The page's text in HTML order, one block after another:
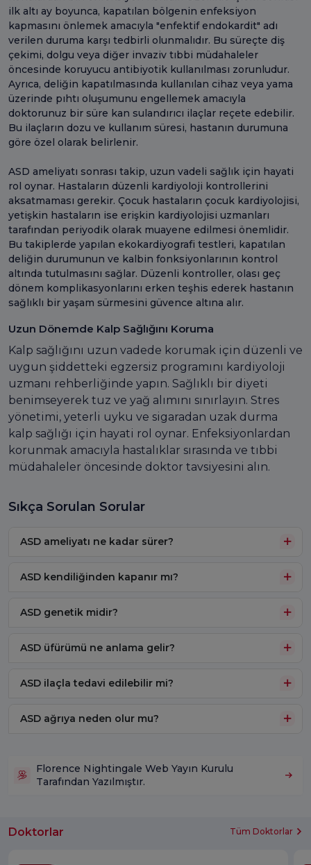
ilk altı ay boyunca, kapatılan bölgenin enfeksiyon
kapmasını önlemek amacıyla "enfektif endokardit" adı
verilen duruma karşı tedbirli olunmalıdır. Bu süreçte diş
çekimi, dolgu veya diğer invaziv tıbbi müdahaleler
öncesinde koruyucu antibiyotik kullanılması zorunludur.
Ayrıca, deliğin kapatılmasında kullanılan cihaz veya yama
üzerinde pıhtı oluşumunu engellemek amacıyla
doktorunuz bir süre kan sulandırıcı ilaçlar reçete edebilir.
Bu ilaçların dozu ve kullanım süresi, hastanın durumuna
göre özel olarak belirlenir.
ASD ameliyatı sonrası takip, uzun vadeli sağlık için hayati
rol oynar. Hastaların düzenli kardiyoloji kontrollerini
aksatmaması gerekir. Çocuk hastaların çocuk kardiyolojisi,
yetişkin hastaların ise erişkin kardiyolojisi uzmanları
tarafından periyodik olarak muayene edilmesi önemlidir.
Bu takiplerde yapılan ekokardiyografi testleri, kapatılan
deliğin durumunun ve kalbin fonksiyonlarının kontrol
altında tutulmasını sağlar. Düzenli kontroller, olası geç
dönem komplikasyonlarını erken teşhis ederek hastanın
sağlıklı bir yaşam sürmesini güvence altına alır.
Uzun Dönemde Kalp Sağlığını Koruma
Kalp sağlığını uzun vadede korumak için düzenli ve
uygun şiddetteki egzersiz programını kardiyoloji
uzmanı rehberliğinde yapın. Sağlıklı bir diyeti
benimseyerek tuz ve yağ alımını sınırlayın. Stres
yönetimi, yeterli uyku ve sigaradan uzak durma
kalp sağlığı için hayati rol oynar. Enfeksiyonlardan
korunmak amacıyla hastalıklar sırasında ve tıbbi
müdahaleler öncesinde doktor tavsiyesini alın.
Sıkça Sorulan Sorular
ASD ameliyatı ne kadar sürer?
ASD kendiliğinden kapanır mı?
ASD genetik midir?
ASD üfürümü ne anlama gelir?
ASD ilaçla tedavi edilebilir mi?
ASD ağrıya neden olur mu?
Florence Nightingale Web Yayın Kurulu
Tarafından Yazılmıştır.
Doktorlar Tüm Doktorlar